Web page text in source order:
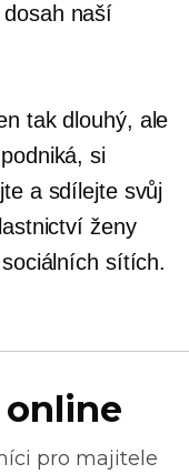
dosah naší
tak dlouhý, ale
si
a sdílejte svůj
ženy
sítích.
pro majitele